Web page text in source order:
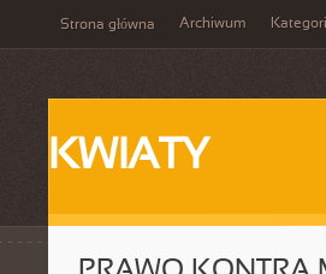
Strona główna Archiwum
KWIATY